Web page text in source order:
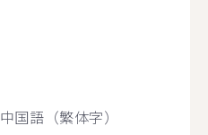
中国語（繁体字）